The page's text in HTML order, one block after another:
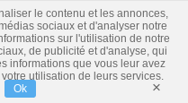
le contenu et les annonces,
sociaux et d'analyser notre
sur l'utilisation de notre
de publicité et d'analyse, qui
informations que vous leur avez
utilisation de leurs services.
Ok ×